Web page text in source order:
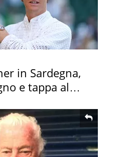
in Sardegna,
e tappa al